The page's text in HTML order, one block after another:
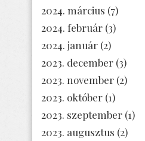
2024. március (7)
2024. február (3)
2024. január (2)
2023. december (3)
2023. november (2)
2023. október (1)
2023. szeptember (1)
2023. augusztus (2)